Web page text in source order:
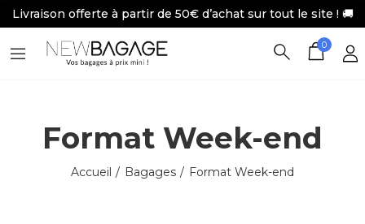
Livraison offerte à partir de 50€ d’achat sur tout le site ! 🚚
0
Format Week-end
Accueil Bagages Format Week-end